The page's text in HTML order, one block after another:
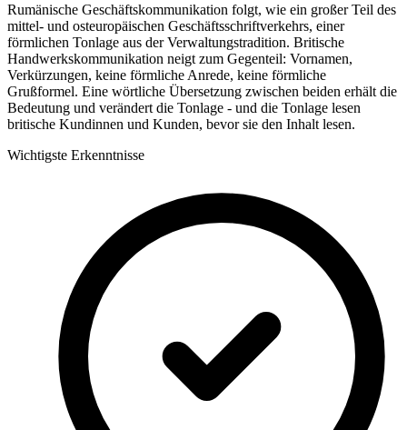
Rumänische Geschäftskommunikation folgt, wie ein großer Teil des
mittel- und osteuropäischen Geschäftsschriftverkehrs, einer
förmlichen Tonlage aus der Verwaltungstradition. Britische
Handwerkskommunikation neigt zum Gegenteil: Vornamen,
Verkürzungen, keine förmliche Anrede, keine förmliche
Grußformel. Eine wörtliche Übersetzung zwischen beiden erhält die
Bedeutung und verändert die Tonlage - und die Tonlage lesen
britische Kundinnen und Kunden, bevor sie den Inhalt lesen.
Wichtigste Erkenntnisse